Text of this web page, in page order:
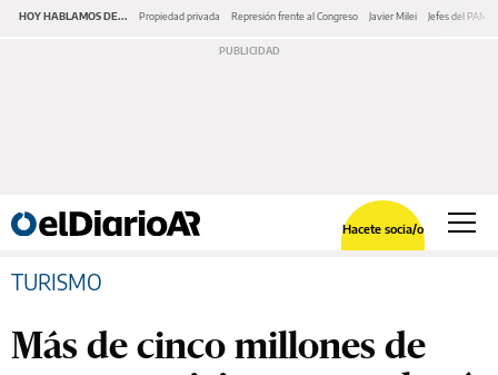
HOY HABLAMOS DE... Propiedad privada Represión frente al Congreso Javier Milei Jefes del PAMI
Hacete socia/o
TURISMO
Más de cinco millones de